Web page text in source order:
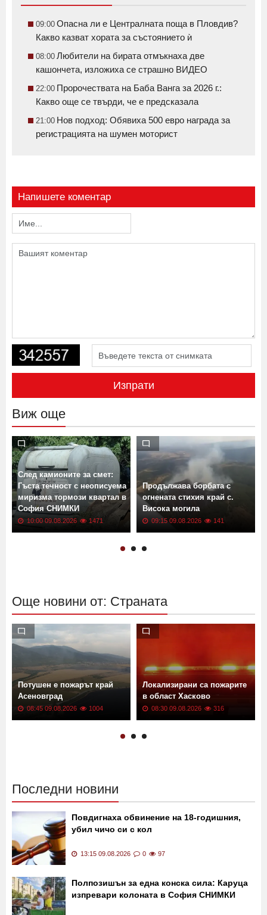
09:00 Опасна ли е Централната поща в Пловдив?
Какво казват хората за състоянието ѝ
08:00 Любители на бирата отмъкнаха две
кашончета, изложиха се страшно ВИДЕО
22:00 Пророчествата на Баба Ванга за 2026 г.:
Какво още се твърди, че е предсказала
21:00 Нов подход: Обявиха 500 евро награда за
регистрацията на шумен моторист
Напишете коментар
Изпрати
Виж още
След камионите за смет:
Гъста течност с неописуема
миризма тормози квартал в
София СНИМКИ
10:00 09.08.2026 1471
Продължава борбата с
огнената стихия край с.
Висока могила
09:15 09.08.2026 141
Още новини от: Страната
Потушен е пожарът край
Асеновград
08:45 09.08.2026 1004
Локализирани са пожарите
в област Хасково
08:30 09.08.2026 316
Последни новини
Повдигнаха обвинение на 18-годишния,
убил чичо си с кол
13:15 09.08.2026 0 97
Полпозишън за една конска сила: Каруца
изпревари колоната в София СНИМКИ